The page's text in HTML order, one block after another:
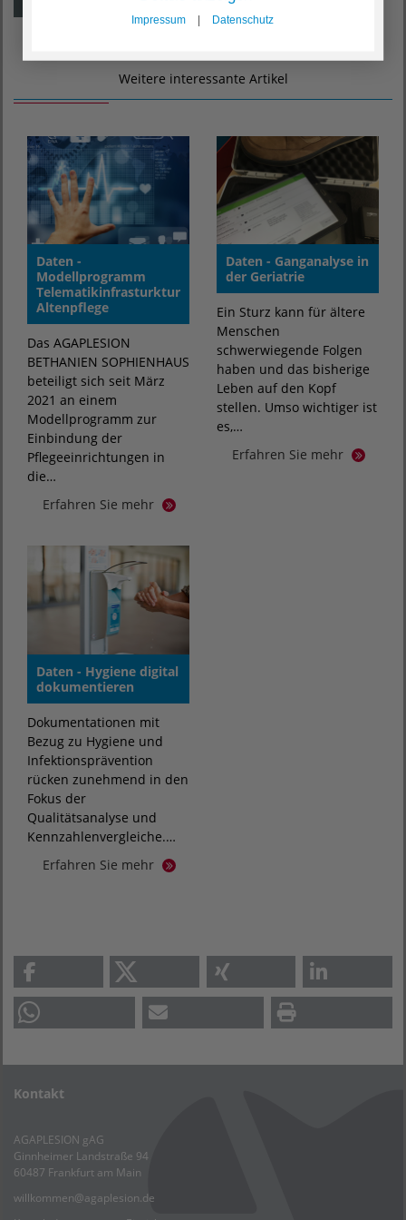
Weitere interessante Artikel
Daten -
Modellprogramm
Telematikinfrasturktur
Altenpflege
Das AGAPLESION
BETHANIEN SOPHIENHAUS
beteiligt sich seit März
2021 an einem
Modellprogramm zur
Einbindung der
Pflegeeinrichtungen in
die…
Erfahren Sie mehr
Daten - Ganganalyse in
der Geriatrie
Ein Sturz kann für ältere
Menschen
schwerwiegende Folgen
haben und das bisherige
Leben auf den Kopf
stellen. Umso wichtiger ist
es,…
Erfahren Sie mehr
Daten - Hygiene digital
dokumentieren
Dokumentationen mit
Bezug zu Hygiene und
Infektionsprävention
rücken zunehmend in den
Fokus der
Qualitätsanalyse und
Kennzahlenvergleiche.…
Erfahren Sie mehr
Kontakt
AGAPLESION gAG
Ginnheimer Landstraße 94
60487 Frankfurt am Main
willkommen@agaplesion.de
Impressum | Datenschutz